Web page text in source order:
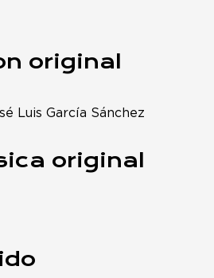
original
Luis García Sánchez
original